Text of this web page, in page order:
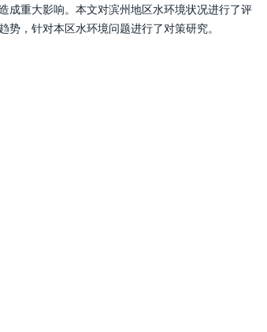
成重大影响。本文对滨州地区水环境状况进行了评
，针对本区水环境问题进行了对策研究。